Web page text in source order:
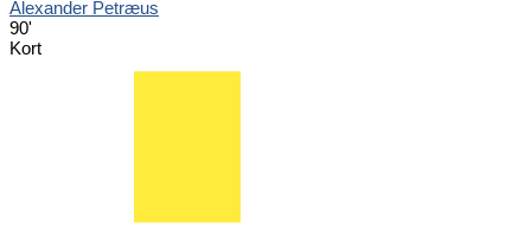
Alexander Petræus
90'
Kort